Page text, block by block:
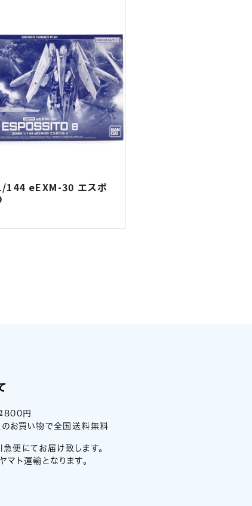
144 eEXM-30 エスポ
800円
お買い物で全国送料無料
便にてお届け致します。
マト運輸となります。